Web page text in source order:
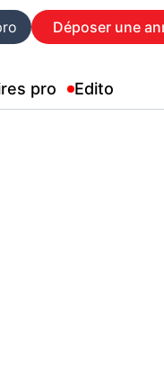
Déposer une
pro Edito